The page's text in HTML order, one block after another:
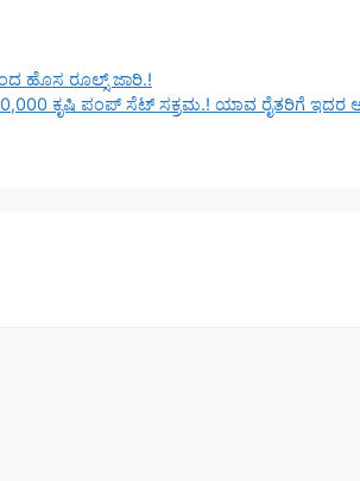
ಹೊಸ ರೂಲ್ಸ್ ಜಾರಿ.!
ಕೃಷಿ ಪಂಪ್ ಸೆಟ್ ಸಕ್ರಮ.! ಯಾವ ರೈತರಿಗೆ ಇದರ